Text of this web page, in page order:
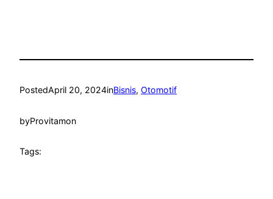
PostedApril 20, 2024inBisnis, Otomotif
byProvitamon
Tags: